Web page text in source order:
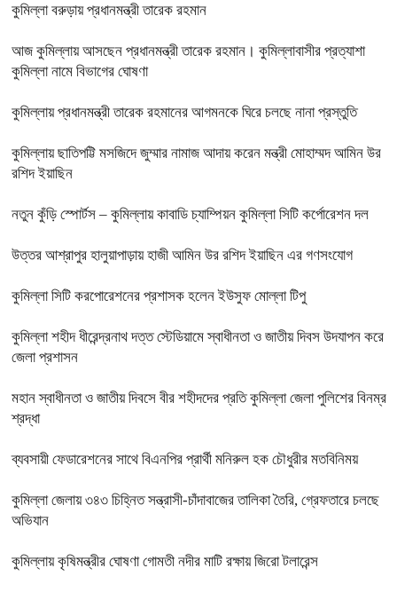
কুমিল্লা বরুড়ায় প্রধানমন্ত্রী তারেক রহমান
আজ কুমিল্লায় আসছেন প্রধানমন্ত্রী তারেক রহমান। কুমিল্লাবাসীর প্রত্যাশা
কুমিল্লা নামে বিভাগের ঘোষণা
কুমিল্লায় প্রধানমন্ত্রী তারেক রহমানের আগমনকে ঘিরে চলছে নানা প্রস্তুতি
কুমিল্লায় ছাতিপট্টি মসজিদে জুম্মার নামাজ আদায় করেন মন্ত্রী মোহাম্মদ আমিন উর
রশিদ ইয়াছিন
নতুন কুঁড়ি স্পোর্টস – কুমিল্লায় কাবাডি চ্যাম্পিয়ন কুমিল্লা সিটি কর্পোরেশন দল
উত্তর আশ্রাপুর হালুয়াপাড়ায় হাজী আমিন উর রশিদ ইয়াছিন এর গণসংযোগ
কুমিল্লা সিটি করপোরেশনের প্রশাসক হলেন ইউসুফ মোল্লা টিপু
কুমিল্লা শহীদ ধীরেন্দ্রনাথ দত্ত স্টেডিয়ামে স্বাধীনতা ও জাতীয় দিবস উদযাপন করে
জেলা প্রশাসন
মহান স্বাধীনতা ও জাতীয় দিবসে বীর শহীদদের প্রতি কুমিল্লা জেলা পুলিশের বিনম্র
শ্রদ্ধা
ব্যবসায়ী ফেডারেশনের সাথে বিএনপির প্রার্থী মনিরুল হক চৌধুরীর মতবিনিময়
কুমিল্লা জেলায় ৩৪৩ চিহ্নিত সন্ত্রাসী-চাঁদাবাজের তালিকা তৈরি, গ্রেফতারে চলছে
অভিযান
কুমিল্লায় কৃষিমন্ত্রীর ঘোষণা গোমতী নদীর মাটি রক্ষায় জিরো টলারেন্স